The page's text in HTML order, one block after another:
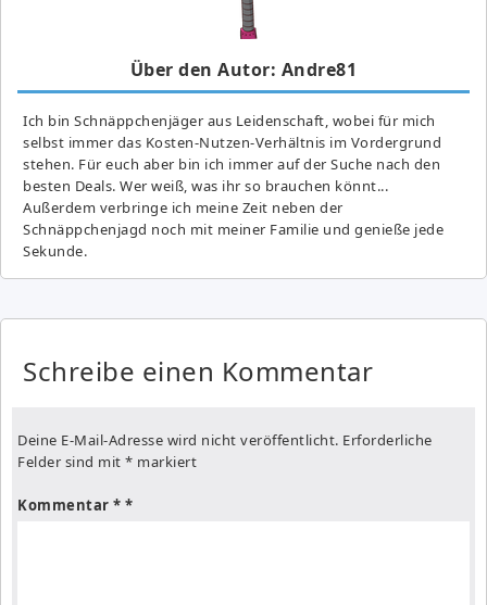
Über den Autor: Andre81
Ich bin Schnäppchenjäger aus Leidenschaft, wobei für mich
selbst immer das Kosten-Nutzen-Verhältnis im Vordergrund
stehen. Für euch aber bin ich immer auf der Suche nach den
besten Deals. Wer weiß, was ihr so brauchen könnt...
Außerdem verbringe ich meine Zeit neben der
Schnäppchenjagd noch mit meiner Familie und genieße jede
Sekunde.
Schreibe einen Kommentar
Deine E-Mail-Adresse wird nicht veröffentlicht. Erforderliche
Felder sind mit * markiert
Kommentar *